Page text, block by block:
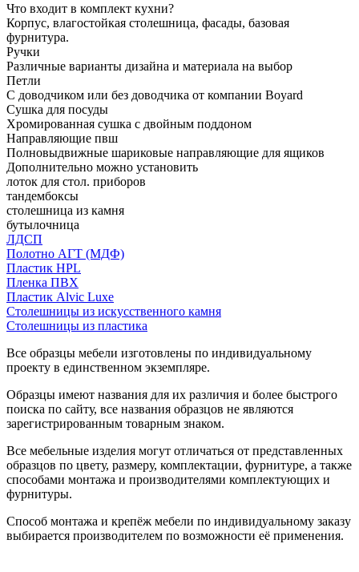
Что входит в комплект кухни?
Корпус, влагостойкая столешница, фасады, базовая
фурнитура.
Ручки
Различные варианты дизайна и материала на выбор
Петли
С доводчиком или без доводчика от компании Boyard
Сушка для посуды
Хромированная сушка с двойным поддоном
Направляющие пвш
Полновыдвижные шариковые направляющие для ящиков
Дополнительно можно установить
лоток для стол. приборов
тандембоксы
столешница из камня
бутылочница
ЛДСП
Полотно АГТ (МДФ)
Пластик HPL
Пленка ПВХ
Пластик Alvic Luxe
Столешницы из искусственного камня
Столешницы из пластика
Все образцы мебели изготовлены по индивидуальному
проекту в единственном экземпляре.
Образцы имеют названия для их различия и более быстрого
поиска по сайту, все названия образцов не являются
зарегистрированным товарным знаком.
Все мебельные изделия могут отличаться от представленных
образцов по цвету, размеру, комплектации, фурнитуре, а также
способами монтажа и производителями комплектующих и
фурнитуры.
Способ монтажа и крепёж мебели по индивидуальному заказу
выбирается производителем по возможности её применения.